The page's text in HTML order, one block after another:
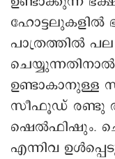
ഹോട്ടലുകളിൽ
പാത്രത്തിൽ
ഉണ്ടാകാനുള്ള
സീഫൂഡ് രണ്ടു
ഷെൽഫിഷും.
എന്നിവ